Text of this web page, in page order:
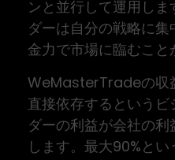
ンと並行して運用し
ダーは自分の戦略に
金力で市場に臨むこと
WeMasterTradeの収
直接依存するという
ダーの利益が会社の
します。最大90%と